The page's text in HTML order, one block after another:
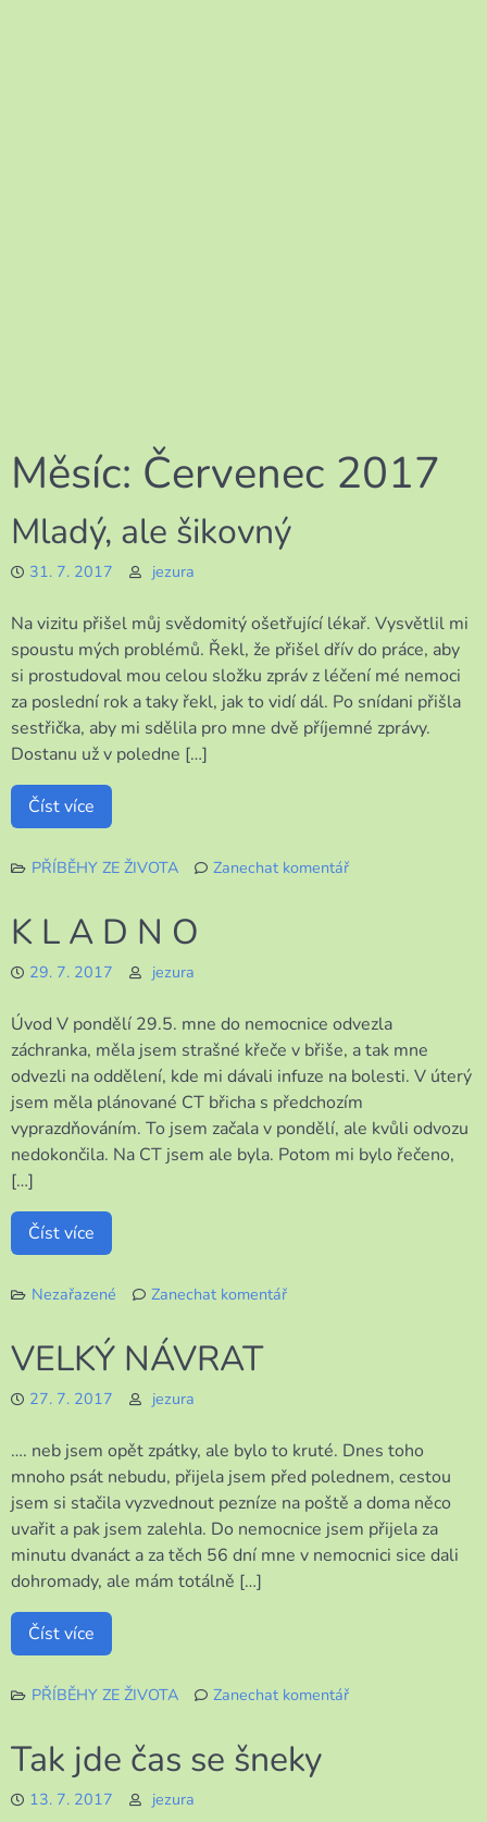
Měsíc: Červenec 2017
Mladý, ale šikovný
31. 7. 2017 jezura
Na vizitu přišel můj svědomitý ošetřující lékař. Vysvětlil mi
spoustu mých problémů. Řekl, že přišel dřív do práce, aby
si prostudoval mou celou složku zpráv z léčení mé nemoci
za poslední rok a taky řekl, jak to vidí dál. Po snídani přišla
sestřička, aby mi sdělila pro mne dvě příjemné zprávy.
Dostanu už v poledne […]
Číst více
PŘÍBĚHY ZE ŽIVOTA
Zanechat komentář
K L A D N O
29. 7. 2017 jezura
Úvod V pondělí 29.5. mne do nemocnice odvezla
záchranka, měla jsem strašné křeče v břiše, a tak mne
odvezli na oddělení, kde mi dávali infuze na bolesti. V úterý
jsem měla plánované CT břicha s předchozím
vyprazdňováním. To jsem začala v pondělí, ale kvůli odvozu
nedokončila. Na CT jsem ale byla. Potom mi bylo řečeno,
[…]
Číst více
Nezařazené
Zanechat komentář
O
VELKÝ NÁVRAT
27. 7. 2017 jezura
…. neb jsem opět zpátky, ale bylo to kruté. Dnes toho
mnoho psát nebudu, přijela jsem před polednem, cestou
jsem si stačila vyzvednout pezníze na poště a doma něco
uvařit a pak jsem zalehla. Do nemocnice jsem přijela za
minutu dvanáct a za těch 56 dní mne v nemocnici sice dali
dohromady, ale mám totálně […]
Číst více
PŘÍBĚHY ZE ŽIVOTA
Zanechat komentář
Tak jde čas se šneky
13. 7. 2017 jezura